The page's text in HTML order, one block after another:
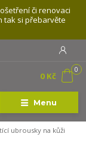
či renovaci
tak si přebarvěte
Menu
0
0 Kč
ubrousky na kůži